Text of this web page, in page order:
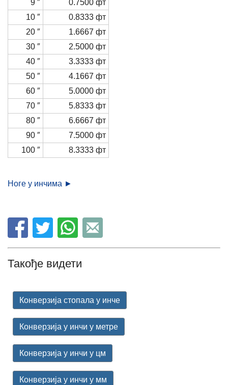
9 ″
0.7500 фт
10 ″
0.8333 фт
20 ″
1.6667 фт
30 ″
2.5000 фт
40 ″
3.3333 фт
50 ″
4.1667 фт
60 ″
5.0000 фт
70 ″
5.8333 фт
80 ″
6.6667 фт
90 ″
7.5000 фт
100 ″
8.3333 фт
Ноге у инчима ►
Такође видети
Конверзија стопала у инче
Конверзија у инчи у метре
Конверзија у инчи у цм
Конверзија у инчи у мм